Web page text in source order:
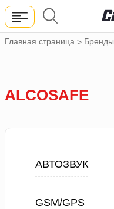
Главная страница > Бренды
ALCOSAFE
АВТОЗВУК
GSM/GPS